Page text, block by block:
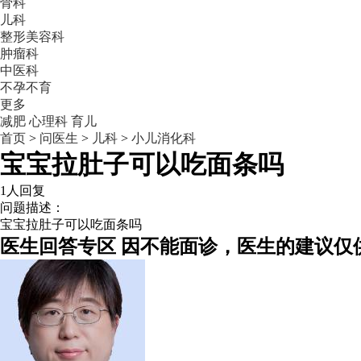
骨科
儿科
整形美容科
肿瘤科
中医科
不孕不育
更多
减肥 心理科 育儿
首页 > 问医生 > 儿科 > 小儿消化科
宝宝拉肚子可以吃面条吗
1人回复
问题描述：
宝宝拉肚子可以吃面条吗
医生回答专区 因不能面诊，医生的建议仅